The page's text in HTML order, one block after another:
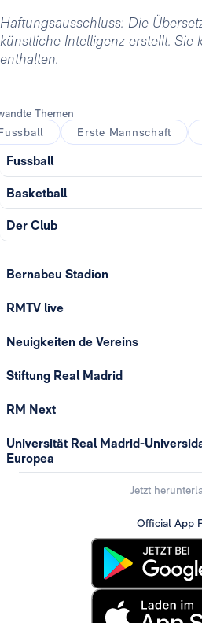
Haftungsausschluss: Die
künstliche Intelligenz erstellt. Sie
enthalten.
Themen
Erste Mannschaft
Fussball
Basketball
Der Club
Bernabeu Stadion
RMTV live
Neuigkeiten de Vereins
Stiftung Real Madrid
RM Next
Universität Real Madrid-
Europea
Jetzt
Official App